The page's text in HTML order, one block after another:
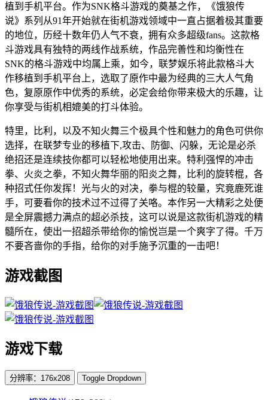
植到手机平台。作为SNK格斗游戏的奠基之作，《饿狼传
说》系列从91年开始就在街机游戏领域中一直占据着极其重要
的地位，历经十数年仍人气不衰，拥有众多超级fans。这款格
斗游戏具有独特的两线作战系统，作品完善性和均衡性在
SNK的格斗游戏中均属上乘，如今，联梦娱乐将此款格斗大
作移植到手机平台上，选取了原作中最为经典的三大人气角
色，复原原作中优秀的系统，必定会给你带来极大的乐趣，让
你享受与街机相媲美的打斗体验。
特里，比利，以及不知火舞三个极具个性和魅力的角色可供你
选择，在联梦专业的移植下,攻击、防御、闪躲，无论是必杀
绝招还是连续技你都可以轻松地使用出来。特利强悍的冲击
拳、火炎之拳，不知火舞华丽的阳炎之舞，比利的旋转棍，各
种招式任你发挥！光与火的对决，拳与棍的较量，究竟鹿死谁
手，可要看你的技术过不过得了关咯。本作另一大精彩之处便
是全屏震撼力满点的超必杀技，这可以说是这款街机游戏的精
髓所在，使出一招超杀带给你的愉悦岂是一个爽字了得。千万
不要吝啬你的手指，给你的对手施予沉重的一击吧！
游戏截图
游戏下载
分辨率：176x208 Toggle Dropdown